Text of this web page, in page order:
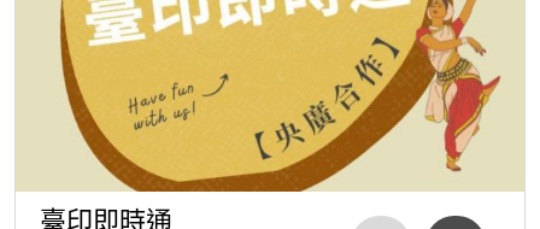
臺印即時通